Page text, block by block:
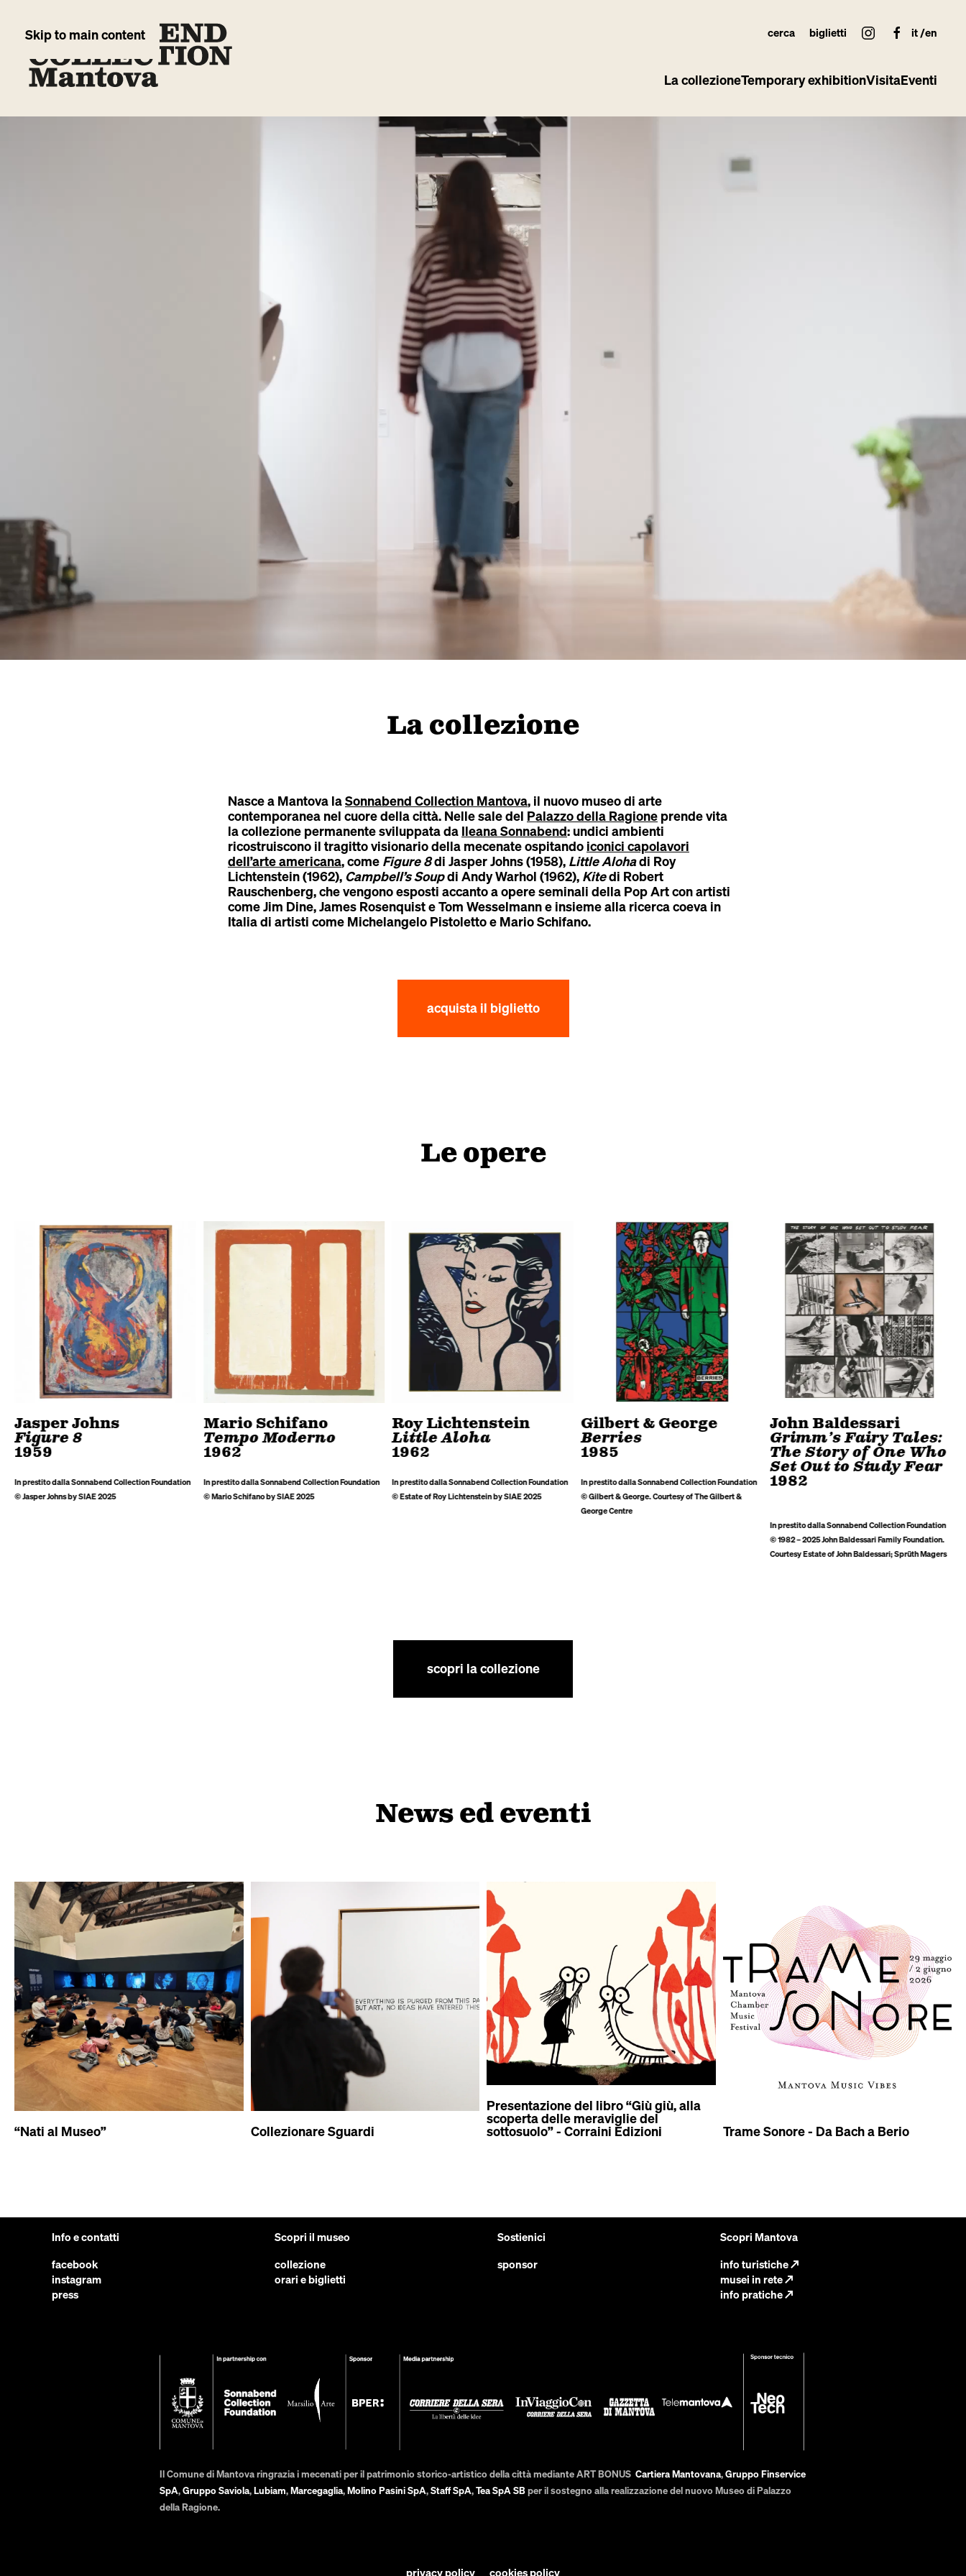
Skip to main content cerca biglietti it en
La collezioneTemporary exhibitionVisitaEventi
La collezione
Nasce a Mantova laSonnabend Collection Mantova, il nuovo museo di arte
contemporanea nel cuore della città. Nelle sale delPalazzo della Ragioneprende vita
la collezione permanente sviluppata daIleana Sonnabend: undici ambienti
ricostruiscono il tragitto visionario della mecenate ospitandoiconici capolavori
dell’arte americana, comeFigure 8di Jasper Johns (1958),Little Alohadi Roy
Lichtenstein (1962),Campbell’s Soupdi Andy Warhol (1962),Kitedi Robert
Rauschenberg, che vengono esposti accanto a opere seminali della Pop Art con artisti
come Jim Dine, James Rosenquist e Tom Wesselmann e insieme alla ricerca coeva in
Italia di artisti come Michelangelo Pistoletto e Mario Schifano.
acquista il biglietto
Le opere
Jasper Johns
Figure 8
1959
In prestito dalla Sonnabend Collection Foundation
© Jasper Johns by SIAE 2025
Mario Schifano
Tempo Moderno
1962
In prestito dalla Sonnabend Collection Foundation
© Mario Schifano by SIAE 2025
Roy Lichtenstein
Little Aloha
1962
In prestito dalla Sonnabend Collection Foundation
© Estate of Roy Lichtenstein by SIAE 2025
Gilbert & George
Berries
1985
In prestito dalla Sonnabend Collection Foundation
© Gilbert & George. Courtesy of The Gilbert &
George Centre
John Baldessari
Grimm’s Fairy Tales:
The Story of One Who
Set Out to Study Fear
1982
In prestito dalla Sonnabend Collection Foundation
©1982 – 2025 John Baldessari Family Foundation.
Courtesy Estate of John Baldessari; Sprüth Magers
scopri la collezione
News ed eventi
“Nati al Museo” Collezionare Sguardi
Presentazione del libro “Giù giù, alla
scoperta delle meraviglie del
sottosuolo” - Corraini Edizioni Trame Sonore - Da Bach a Berio
Info e contatti
facebook
instagram
press
Scopri il museo
collezione
orari e biglietti
Sostienici
sponsor
Scopri Mantova
info turistiche↗
musei in rete↗
info pratiche↗
Il Comune di Mantova ringrazia i mecenati per il patrimonio storico-artistico della città mediante ART BONUS Cartiera Mantovana,Gruppo Finservice
SpA,Gruppo Saviola,Lubiam,Marcegaglia,Molino Pasini SpA,Staff SpA,Tea SpA SBper il sostegno alla realizzazione del nuovo Museo di Palazzo
della Ragione.
privacy policy cookies policy